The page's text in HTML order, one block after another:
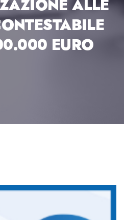
ALLE
EURO